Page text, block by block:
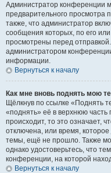
Администратор конференции
предварительного просмотра
также, что администратор
сообщения которых, по его
просмотрены перед
администратором
информации.
Вернуться к началу
Как мне вновь поднять мою
Щёлкнув по ссылке «Поднять
«поднять» её в верхнюю
происходит, то это означает,
отключена, или время,
темы, ещё не прошло. Также
однако удостоверьтесь, что
конференции, на которой
Вернуться к началу